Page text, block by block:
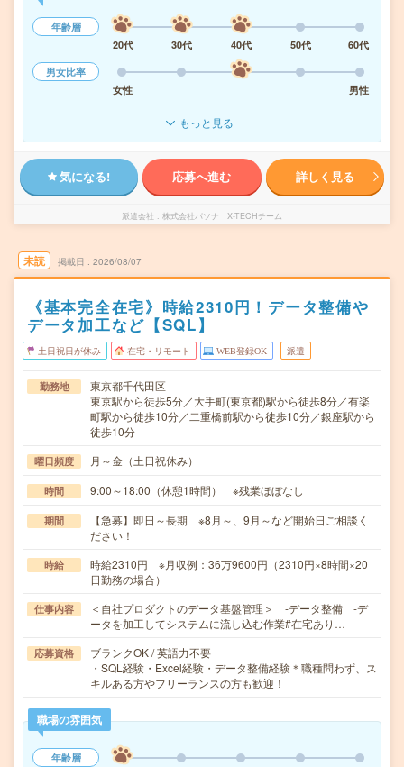
年齢層
20代
30代 40代 50代
60代
男女比率
女性
男性
もっと見る
気になる! 応募へ進む 詳しく見る
派遣会社 株式会社パソナ X-TECHチーム
未読 掲載日 2026/08/07
《基本完全在宅》時給2310円！データ整備や
データ加工など【SQL】
土日祝日が休み 在宅・リモート WEB登録OK 派遣
勤務地
東京都千代田区
東京駅から徒歩5分／大手町(東京都)駅から徒歩8分／有楽
町駅から徒歩10分／二重橋前駅から徒歩10分／銀座駅から
徒歩10分
曜日頻度 月～金（土日祝休み）
時間 9:00～18:00（休憩1時間） ※残業ほぼなし
期間
【急募】即日～長期 ※8月～、9月～など開始日ご相談く
ださい！
時給
時給2310円 ※月収例：36万9600円（2310円×8時間×20
日勤務の場合）
仕事内容
＜自社プロダクトのデータ基盤管理＞ -データ整備 -デ
ータを加工してシステムに流し込む作業#在宅あり…
応募資格
ブランクOK / 英語力不要
・SQL経験・Excel経験・データ整備経験＊職種問わず、ス
キルある方やフリーランスの方も歓迎！
職場の雰囲気
年齢層